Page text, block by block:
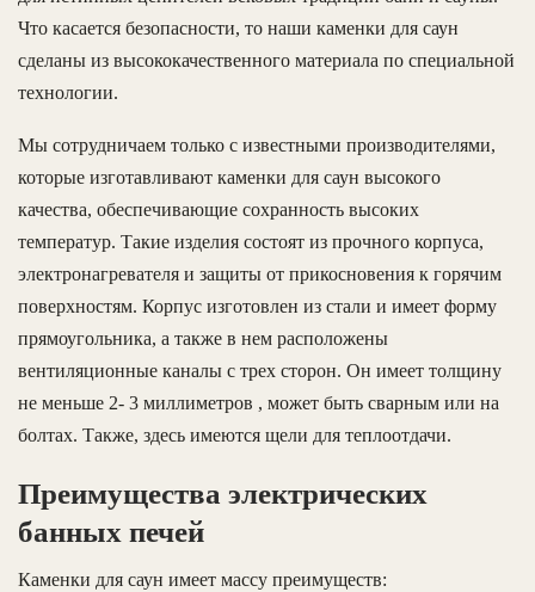
Что касается безопасности, то наши каменки для саун
сделаны из высококачественного материала по специальной
технологии.
Мы сотрудничаем только с известными производителями,
которые изготавливают каменки для саун высокого
качества, обеспечивающие сохранность высоких
температур. Такие изделия состоят из прочного корпуса,
электронагревателя и защиты от прикосновения к горячим
поверхностям. Корпус изготовлен из стали и имеет форму
прямоугольника, а также в нем расположены
вентиляционные каналы с трех сторон. Он имеет толщину
не меньше 2- 3 миллиметров , может быть сварным или на
болтах. Также, здесь имеются щели для теплоотдачи.
Преимущества электрических
банных печей
Каменки для саун имеет массу преимуществ: